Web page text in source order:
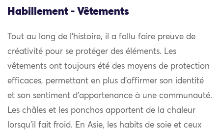
Habillement - Vêtements
Tout au long de l’histoire, il a fallu faire preuve de
créativité pour se protéger des éléments. Les
vêtements ont toujours été des moyens de protection
efficaces, permettant en plus d’affirmer son identité
et son sentiment d’appartenance à une communauté.
Les châles et les ponchos apportent de la chaleur
lorsqu’il fait froid. En Asie, les habits de soie et ceux